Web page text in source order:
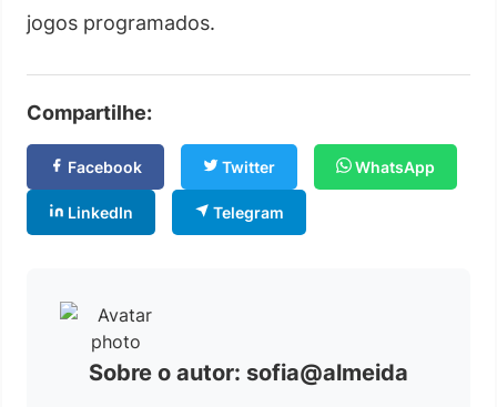
jogos programados.
Compartilhe:
Facebook Twitter WhatsApp
LinkedIn Telegram
Sobre o autor: sofia@almeida